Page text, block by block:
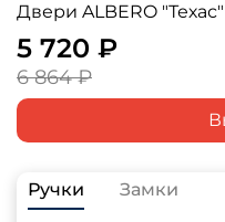
Двери ALBERO
5 720 ₽
6 864 ₽
Ручки Замки